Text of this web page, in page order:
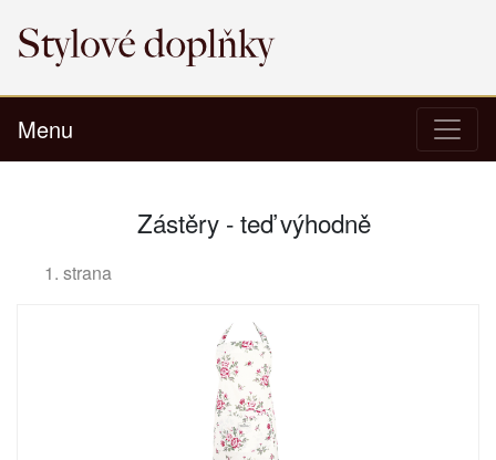
Menu
Zástěry - teď výhodně
1. strana